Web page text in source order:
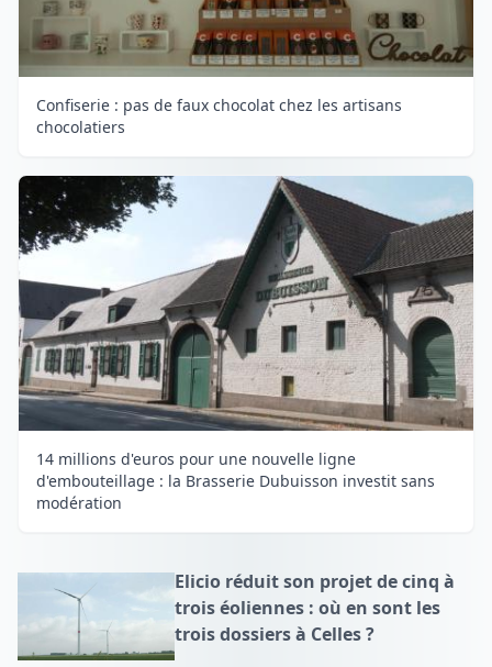
Confiserie : pas de faux chocolat chez les artisans
chocolatiers
14 millions d'euros pour une nouvelle ligne
d'embouteillage : la Brasserie Dubuisson investit sans
modération
Elicio réduit son projet de cinq à
trois éoliennes : où en sont les
trois dossiers à Celles ?